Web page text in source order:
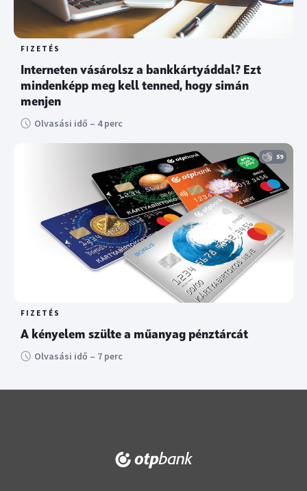
FIZETÉS
Interneten vásárolsz a bankkártyáddal? Ezt
mindenképp meg kell tenned, hogy simán
menjen
Olvasási idő – 4 perc
59
FIZETÉS
A kényelem szülte a műanyag pénztárcát
Olvasási idő – 7 perc